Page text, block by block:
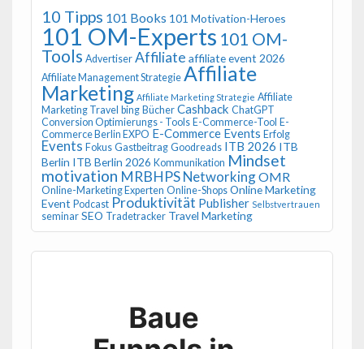
10 Tipps 101 Books 101 Motivation-Heroes
101 OM-Experts 101 OM-
Tools Advertiser Affiliate affiliate event 2026
Affiliate Management Strategie Affiliate
Marketing Affiliate Marketing Strategie Affiliate
Marketing Travel bing Bücher Cashback ChatGPT
Conversion Optimierungs - Tools E-Commerce-Tool E-
Commerce Berlin EXPO E-Commerce Events Erfolg
Events Fokus Gastbeitrag Goodreads ITB 2026 ITB
Berlin ITB Berlin 2026 Kommunikation Mindset
motivation MRBHPSNetworkingOMR
Online-Marketing Experten Online-Shops Online Marketing
Event Podcast Produktivität Publisher Selbstvertrauen
seminar SEO Tradetracker Travel Marketing